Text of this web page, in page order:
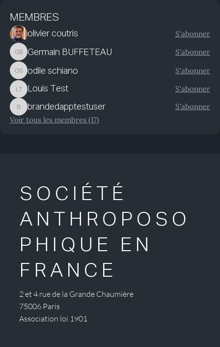
MEMBRES
olivier coutris S'abonner
Germain BUFFETEAU
Germain BUFFETEAU S'abonner
odile schiano
odile schiano S'abonner
Louis TestLouis Test S'abonner
brandedapptestuser
brandedapptestuser
S'abonner
Voir tous les membres (17)
SOCIÉTÉ
ANTHROPOSO
PHIQUE EN
FRANCE
2 et 4 rue de la Grande Chaumière
75006 Paris
Association loi 1901